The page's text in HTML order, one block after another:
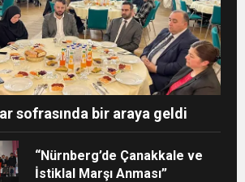
sofrasında bir araya geldi
“Nürnberg’de Çanakkale ve
İstiklal Marşı Anması”